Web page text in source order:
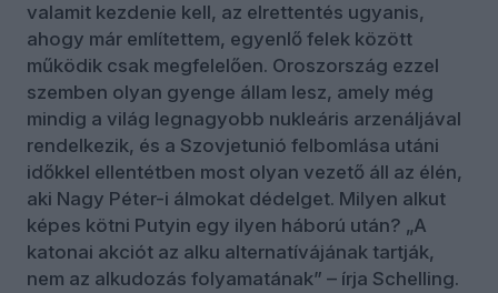
valamit kezdenie kell, az elrettentés ugyanis,
ahogy már említettem, egyenlő felek között
működik csak megfelelően. Oroszország ezzel
szemben olyan gyenge állam lesz, amely még
mindig a világ legnagyobb nukleáris arzenáljával
rendelkezik, és a Szovjetunió felbomlása utáni
időkkel ellentétben most olyan vezető áll az élén,
aki Nagy Péter-i álmokat dédelget. Milyen alkut
képes kötni Putyin egy ilyen háború után? „A
katonai akciót az alku alternatívájának tartják,
nem az alkudozás folyamatának” – írja Schelling.